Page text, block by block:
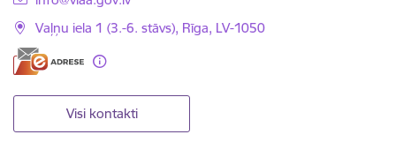
Vaļņu iela 1 (3.-6. stāvs), Rīga, LV-1050
Visi kontakti